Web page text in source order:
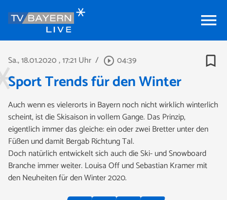
menu
Sa., 18.01.2020, 17:21 Uhr / play_circle_outline 04:39 bookmark_border
Sport Trends für den Winter
Auch wenn es vielerorts in Bayern noch nicht wirklich winterlich
scheint, ist die Skisaison in vollem Gange. Das Prinzip,
eigentlich immer das gleiche: ein oder zwei Bretter unter den
Füßen und damit Bergab Richtung Tal.
Doch natürlich entwickelt sich auch die Ski- und Snowboard
Branche immer weiter. Louisa Off und Sebastian Kramer mit
den Neuheiten für den Winter 2020.